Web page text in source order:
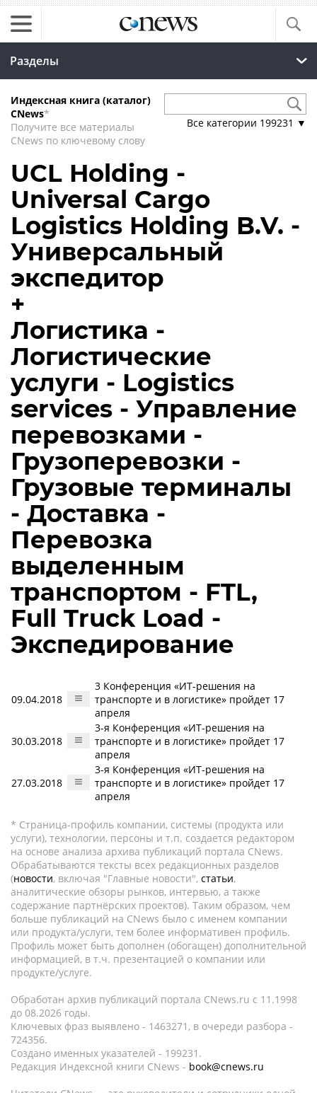
Разделы
Индексная книга (каталог)
CNews*
Получите все материалы
CNews по ключевому слову
Все категории 199231 ▼
UCL Holding -
Universal Cargo
Logistics Holding B.V. -
Универсальный
экспедитор
+
Логистика -
Логистические
услуги - Logistics
services - Управление
перевозками -
Грузоперевозки -
Грузовые терминалы
- Доставка -
Перевозка
выделенным
транспортом - FTL,
Full Truck Load -
Экспедирование
09.04.2018
3 Конференция «ИТ-решения на
транспорте и в логистике» пройдет 17
апреля
30.03.2018
3-я Конференция «ИТ-решения на
транспорте и в логистике» пройдет 17
апреля
27.03.2018
3-я Конференция «ИТ-решения на
транспорте и в логистике» пройдет 17
апреля
* Страница-профиль компании, системы (продукта или
услуги), технологии, персоны и т.п. создается редактором
на основе анализа архива публикаций портала CNews.
Обрабатываются тексты всех редакционных разделов
(новости, включая "Главные новости", статьи,
аналитические обзоры рынков, интервью, а также
содержание партнёрских проектов). Таким образом, чем
больше публикаций на CNews было с именем компании
или продукта/услуги, тем более информативен профиль.
Профиль может быть дополнен (обогащен) дополнительной
информацией, в т.ч. презентацией о компании или
продукте/услуге.
Обработан архив публикаций портала CNews.ru c 11.1998
до 08.2026 годы.
Ключевых фраз выявлено - 1463271, в очереди разбора -
724356.
Создано именных указателей - 199231.
Редакция Индексной книги CNews - book@cnews.ru